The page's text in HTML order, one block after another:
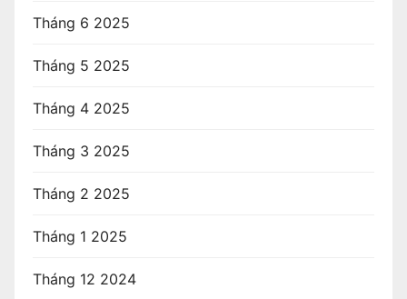
Tháng 6 2025
Tháng 5 2025
Tháng 4 2025
Tháng 3 2025
Tháng 2 2025
Tháng 1 2025
Tháng 12 2024